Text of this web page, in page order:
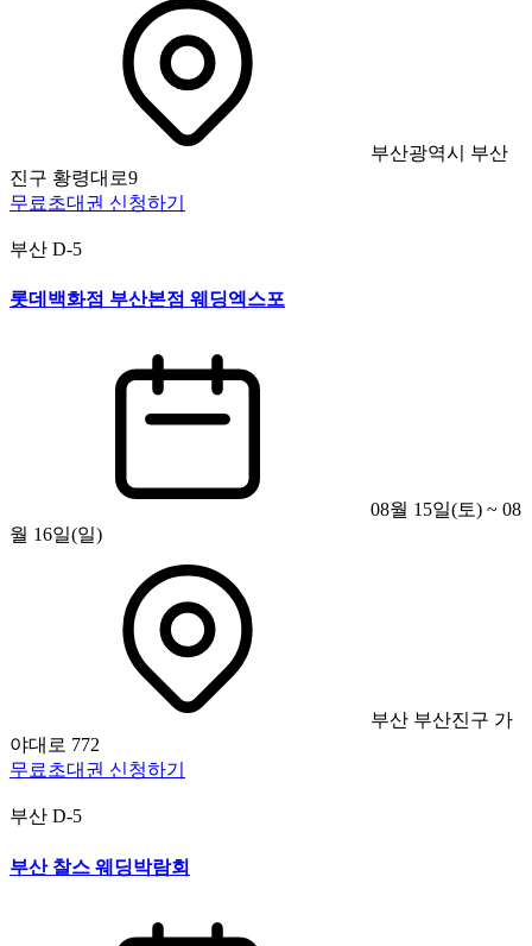
부산광역시 부산
진구 황령대로9
무료초대권 신청하기
부산 D-5
롯데백화점 부산본점 웨딩엑스포
08월 15일(토) ~ 08
월 16일(일)
부산 부산진구 가
야대로 772
무료초대권 신청하기
부산 D-5
부산 찰스 웨딩박람회